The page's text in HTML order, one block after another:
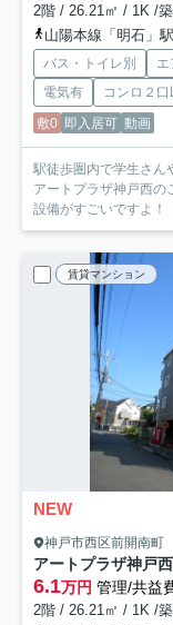
2階 / 26.21㎡ / 1K /
山陽本線「明石」
バス・トイレ別 エ
電気有
コンロ２口
敷0 即入居可 動画
駅徒歩圏内で学生さ
アートプラザ神戸西の
設備がすごいですよ！
賃貸マンション
NEW
神戸市西区前開南町
アートプラザ神戸西
6.1万円 管理/共益
2階 / 26.21㎡ / 1K /